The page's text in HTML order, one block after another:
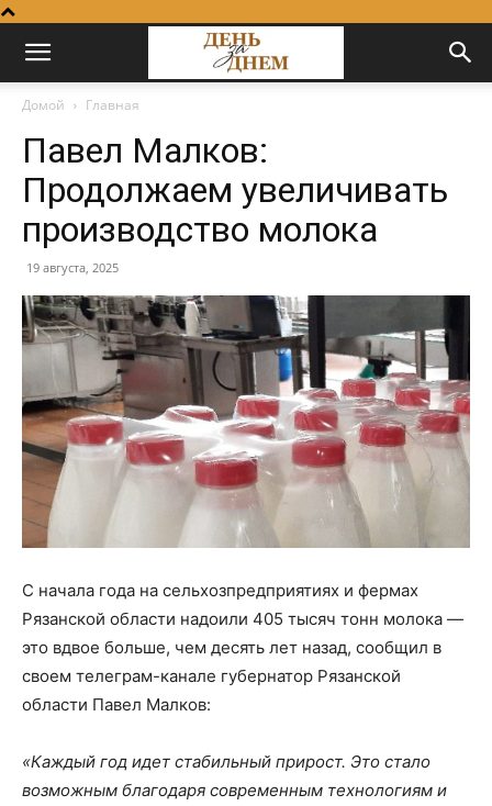
Домой Главная
Павел Малков:
Продолжаем увеличивать
производство молока
19 августа, 2025
С начала года на сельхозпредприятиях и фермах
Рязанской области надоили 405 тысяч тонн молока —
это вдвое больше, чем десять лет назад, сообщил в
своем телеграм-канале губернатор Рязанской
области Павел Малков:
«Каждый год идет стабильный прирост. Это стало
возможным благодаря современным технологиям и